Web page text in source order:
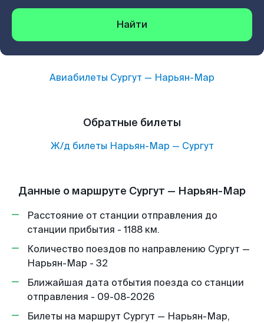
Найти
Авиабилеты Сургут — Нарьян-Мар
Обратные билеты
Ж/д билеты Нарьян-Мар — Сургут
Данные о маршруте Сургут — Нарьян-Мар
Расстояние от станции отправления до
станции прибытия - 1188 км.
Количество поездов по направлению Сургут —
Нарьян-Мар - 32
Ближайшая дата отбытия поезда со станции
отправления - 09-08-2026
Билеты на маршрут Сургут — Нарьян-Мар,